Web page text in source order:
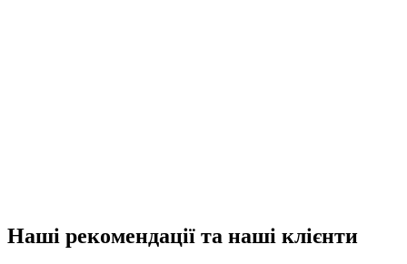
Наші рекомендації та наші клієнти